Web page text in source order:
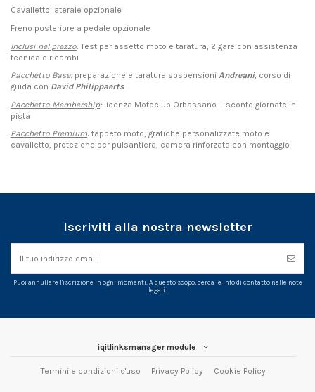
Cavalletto laterale opzionale
Freno posteriore a pedale opzionale
Inclusi nel prezzo:Test per assetto moto e taratura, 2 gare con assistenza
tecnica e ricambi
Pacchetto Base: preparazione e taratura sospensioni Andreani, corso di
guida con David Philippaerts
Pacchetto Membership: licenza Motoclub Orbassano + sconto giornate in
pista
Pacchetto Premium: tappeto moto, grafiche personalizzate moto e
cavalletto, protezione per pulsantiera, camera rinforzata con montaggio
Iscriviti alla nostra newsletter
Puoi annullare l'iscrizione in ogni momenti. A questo scopo, cerca le info di contatto nelle note
legali.
iqitlinksmanager module
Termini e condizioni d'uso Privacy Policy Cookie Policy